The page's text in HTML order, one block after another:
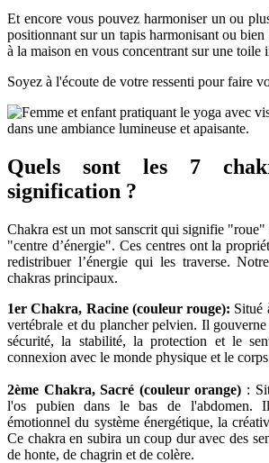
Et encore vous pouvez harmoniser un ou
positionnant sur un tapis harmonisant ou
à la maison en vous concentrant sur une toile
Soyez à l'écoute de votre ressenti pour faire
Quels sont les 7
signification ?
Chakra est un mot sanscrit qui signifie
"centre d’énergie". Ces centres ont la
redistribuer l’énergie qui les traverse.
chakras principaux.
1er Chakra, Racine (couleur rouge): Situé
vertébrale et du plancher pelvien. Il gouverne
sécurité, la stabilité, la protection et le
connexion avec le monde physique et le
2ème Chakra, Sacré (couleur orange) :
l'os pubien dans le bas de l'abdomen.
émotionnel du système énergétique, la
Ce chakra en subira un coup dur avec des
de honte, de chagrin et de colère.